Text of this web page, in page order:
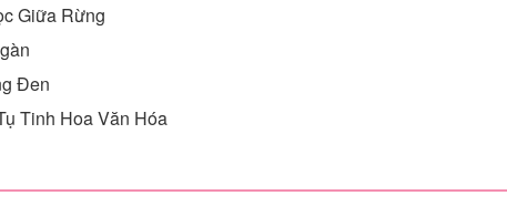
Giữa Rừng
Đen
Tinh Hoa Văn Hóa